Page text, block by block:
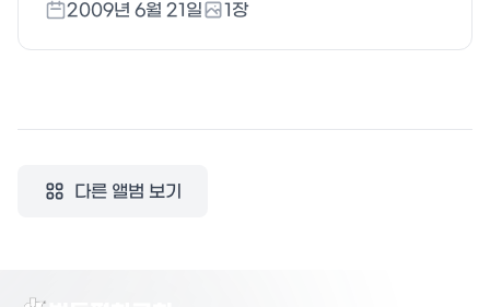
2009년 6월 21일 1 장
다른 앨범 보기